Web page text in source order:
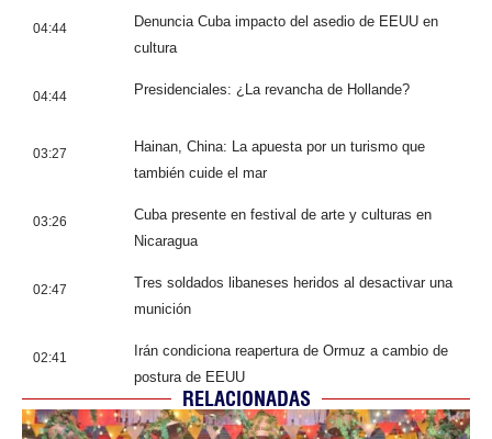
04:44
Denuncia Cuba impacto del asedio de EEUU en
cultura
04:44 Presidenciales: ¿La revancha de Hollande?
03:27
Hainan, China: La apuesta por un turismo que
también cuide el mar
03:26
Cuba presente en festival de arte y culturas en
Nicaragua
02:47
Tres soldados libaneses heridos al desactivar una
munición
02:41
Irán condiciona reapertura de Ormuz a cambio de
postura de EEUU
RELACIONADAS